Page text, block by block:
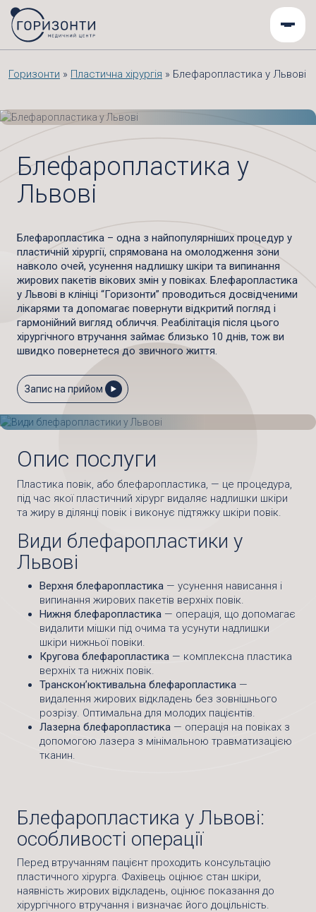
Горизонти » Пластична хірургія » Блефаропластика у Львові
Блефаропластика у
Львові
Блефаропластика – одна з найпопулярніших процедур у
пластичній хірургії, спрямована на омолодження зони
навколо очей, усунення надлишку шкіри та випинання
жирових пакетів вікових змін у повіках. Блефаропластика
у Львові в клініці “Горизонти” проводиться досвідченими
лікарями та допомагає повернути відкритий погляд і
гармонійний вигляд обличчя. Реабілітація після цього
хірургічного втручання займає близько 10 днів, тож ви
швидко повернетеся до звичного життя.
Запис на прийом
Опис послуги
Пластика повік, або блефаропластика, — це процедура,
під час якої пластичний хірург видаляє надлишки шкіри
та жиру в ділянці повік і виконує підтяжку шкіри повік.
Види блефаропластики у
Львові
Верхня блефаропластика — усунення нависання і
випинання жирових пакетів верхніх повік.
Нижня блефаропластика — операція, що допомагає
видалити мішки під очима та усунути надлишки
шкіри нижньої повіки.
Кругова блефаропластика — комплексна пластика
верхніх та нижніх повік.
Транскон’юктивальна блефаропластика —
видалення жирових відкладень без зовнішнього
розрізу. Оптимальна для молодих пацієнтів.
Лазерна блефаропластика — операція на повіках з
допомогою лазера з мінімальною травматизацією
тканин.
Блефаропластика у Львові:
особливості операції
Перед втручанням пацієнт проходить консультацію
пластичного хірурга. Фахівець оцінює стан шкіри,
наявність жирових відкладень, оцінює показання до
хірургічного втручання і визначає його доцільність.